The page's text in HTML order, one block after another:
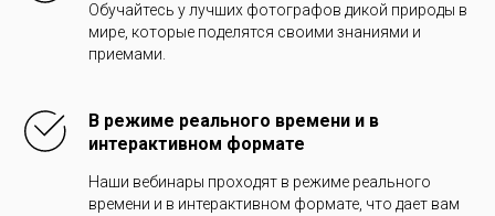
Обучайтесь у лучших фотографов дикой природы в
мире, которые поделятся своими знаниями и
приемами.
В режиме реального времени и в
интерактивном формате
Наши вебинары проходят в режиме реального
времени и в интерактивном формате, что дает вам